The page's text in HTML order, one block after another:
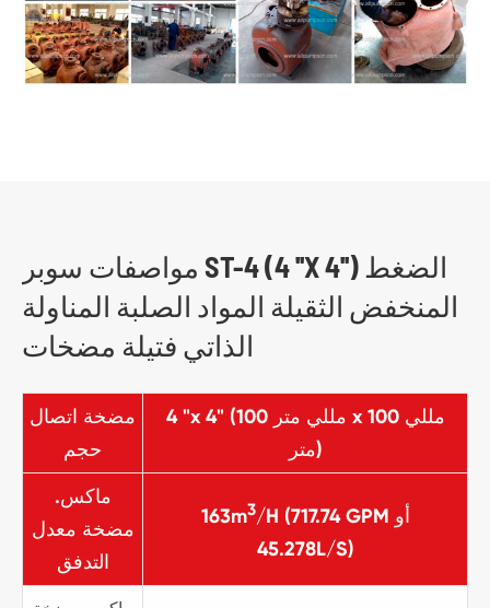
مواصفات سوبر ST-4 (4 ''X 4'') الضغط
المنخفض الثقيلة المواد الصلبة المناولة
الذاتي فتيلة مضخات
مضخة اتصال
حجم
4 "x 4" (100 مللي متر x 100 مللي
متر)
ماكس.
مضخة معدل
التدفق
163m3/H (717.74 GPM أو
45.278L/S)